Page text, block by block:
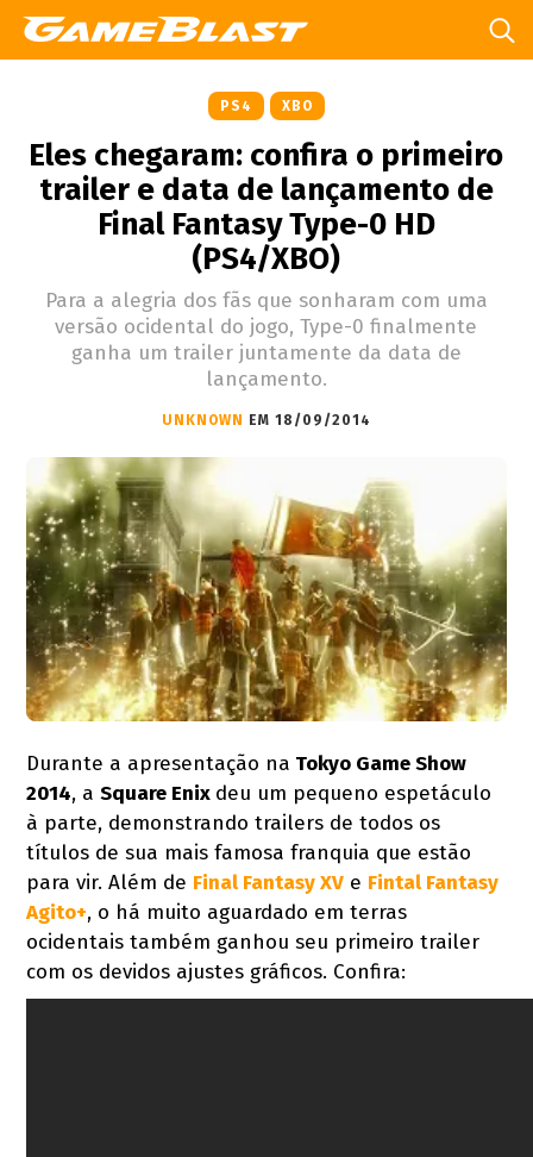
PS4 XBO
Eles chegaram: confira o primeiro
trailer e data de lançamento de
Final Fantasy Type-0 HD
(PS4/XBO)
Para a alegria dos fãs que sonharam com uma
versão ocidental do jogo, Type-0 finalmente
ganha um trailer juntamente da data de
lançamento.
UNKNOWN EM 18/09/2014
Durante a apresentação na Tokyo Game Show
2014, aSquare Enix deu um pequeno espetáculo
à parte, demonstrando trailers de todos os
títulos de sua mais famosa franquia que estão
para vir. Além de Final Fantasy XV e Fintal Fantasy
Agito+, o há muito aguardado em terras
ocidentais também ganhou seu primeiro trailer
com os devidos ajustes gráficos. Confira: